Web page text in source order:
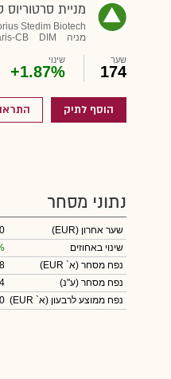
מניית
Stedim Biotech
מניה
DIM
CB
שער
174
שינוי
+1.87%
הוסף לתיק
נתוני מסחר
שער אחרון (EUR)
שינוי באחוזים
נפח מסחר (א` EUR)
נפח מסחר (ע"נ)
נפח ממוצע לרבעון (א` EUR)